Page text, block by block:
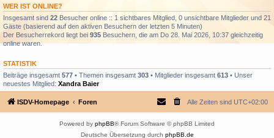
WER IST ONLINE?
Insgesamt sind 22 Besucher online :: 1 sichtbares Mitglied, 0 unsichtbare Mitglieder und 21
Gäste (basierend auf den aktiven Besuchern der letzten 5 Minuten)
Der Besucherrekord liegt bei 935 Besuchern, die am Do 28. Mai 2026, 10:37 gleichzeitig
online waren.
STATISTIK
Beiträge insgesamt 577 • Themen insgesamt 303 • Mitglieder insgesamt 613 • Unser
neuestes Mitglied: Xandra Baier
ISDV-Homepage Foren Alle Zeiten sind UTC+02:00
Powered by phpBB® Forum Software © phpBB Limited
Deutsche Übersetzung durch phpBB.de